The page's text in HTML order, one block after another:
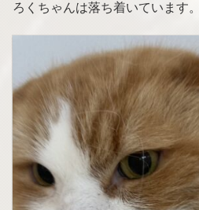
ろくちゃんは落ち着いています。